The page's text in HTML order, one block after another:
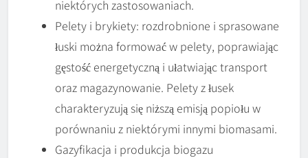
niektórych zastosowaniach.
Pelety i brykiety: rozdrobnione i sprasowane
łuski można formować w pelety, poprawiając
gęstość energetyczną i ułatwiając transport
oraz magazynowanie. Pelety z łusek
charakteryzują się niższą emisją popiołu w
porównaniu z niektórymi innymi biomasami.
Gazyfikacja i produkcja biogazu